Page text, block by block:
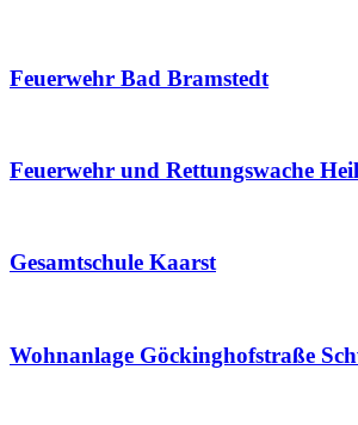
Feuerwehr Bad Bramstedt
Feuerwehr und Rettungswache
Gesamtschule Kaarst
Wohnanlage Göckinghofstraße